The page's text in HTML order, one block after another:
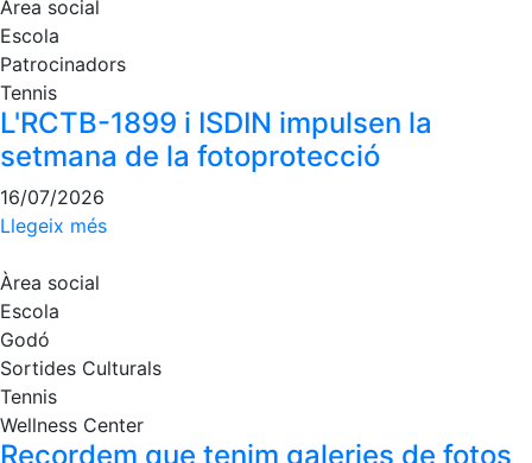
professionals
Campionat
Social de
Tennis
Quadres
de Joc
Quadre
d'Honor
del
Campionat
Fotos
Àrea social
Escola
Patrocinadors
Tennis
L'RCTB-1899 i ISDIN impulsen la
setmana de la fotoprotecció
16/07/2026
Llegeix més
Àrea social
Escola
Godó
Sortides Culturals
Tennis
Wellness Center
Recordem que tenim galeries de fotos